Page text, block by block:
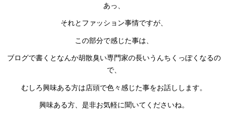
あっ、
それとファッション事情ですが、
この部分で感じた事は、
ブログで書くとなんか胡散臭い専門家の長いうんちくっぽくなるの
で、
むしろ興味ある方は店頭で色々感じた事をお話しします。
興味ある方、是非お気軽に聞いてくださいね。